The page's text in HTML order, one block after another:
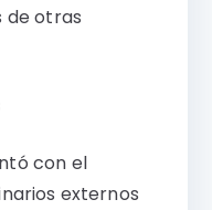
de otras
con el
externos